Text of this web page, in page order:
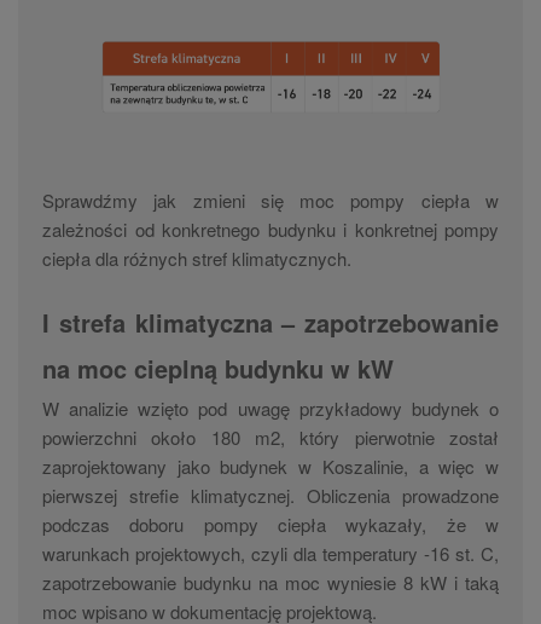
Sprawdźmy jak zmieni się moc pompy ciepła w
zależności od konkretnego budynku i konkretnej pompy
ciepła dla różnych stref klimatycznych.
I strefa klimatyczna – zapotrzebowanie
na moc cieplną budynku w kW
W analizie wzięto pod uwagę przykładowy budynek o
powierzchni około 180 m2, który pierwotnie został
zaprojektowany jako budynek w Koszalinie, a więc w
pierwszej strefie klimatycznej. Obliczenia prowadzone
podczas doboru pompy ciepła wykazały, że w
warunkach projektowych, czyli dla temperatury -16 st. C,
zapotrzebowanie budynku na moc wyniesie 8 kW i taką
moc wpisano w dokumentację projektową.